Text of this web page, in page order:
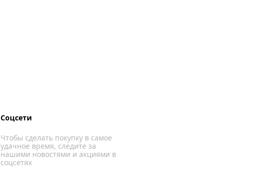
Соцсети
Чтобы сделать покупку в самое
удачное время, следите за
нашими новостями и акциями в
соцсетях